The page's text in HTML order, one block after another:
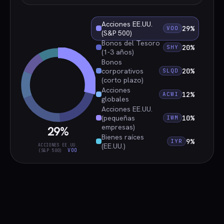
29%
ACCIONES EE.UU.
(S&P 500)
VOO
Acciones EE.UU.
(S&P 500)
VOO
29%
Bonos del Tesoro
(1-3 años)
SHY
20%
Bonos
corporativos
(corto plazo)
SLQD 20%
Acciones
globales
ACWI
12%
Acciones EE.UU.
(pequeñas
empresas)
IWM 10%
Bienes raíces
(EE.UU.)
IYR 9%